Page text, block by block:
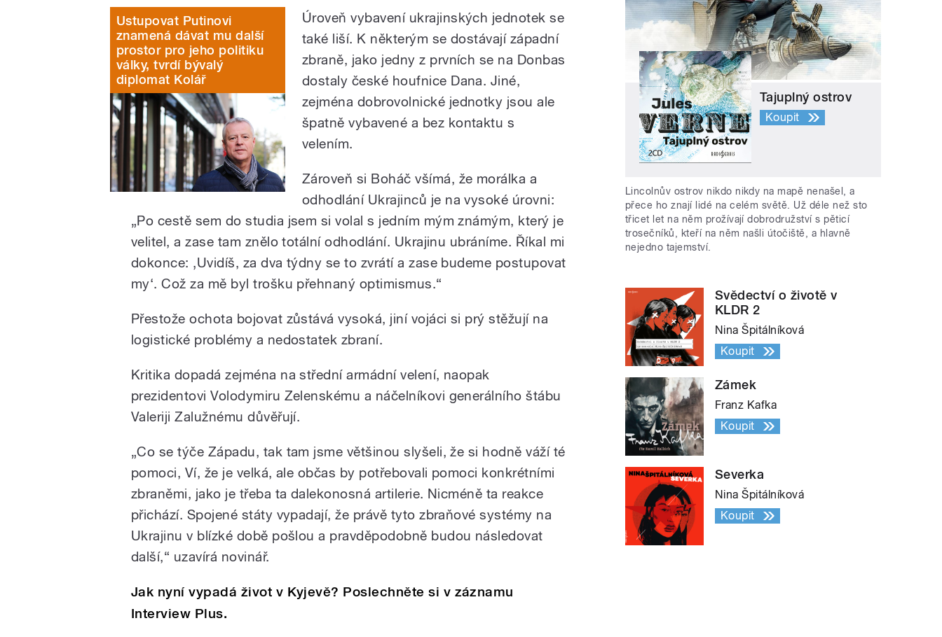
Ustupovat Putinovi
znamená dávat mu další
prostor pro jeho politiku
války, tvrdí bývalý
diplomat Kolář
Úroveň vybavení ukrajinských jednotek se
také liší. K některým se dostávají západní
zbraně, jako jedny z prvních se na Donbas
dostaly české houfnice Dana. Jiné,
zejména dobrovolnické jednotky jsou ale
špatně vybavené a bez kontaktu s
velením.
Zároveň si Boháč všímá, že morálka a
odhodlání Ukrajinců je na vysoké úrovni:
„Po cestě sem do studia jsem si volal s jedním mým známým, který je
velitel, a zase tam znělo totální odhodlání. Ukrajinu ubráníme. Říkal mi
dokonce: ‚Uvidíš, za dva týdny se to zvrátí a zase budeme postupovat
my‘. Což za mě byl trošku přehnaný optimismus.“
Přestože ochota bojovat zůstává vysoká, jiní vojáci si prý stěžují na
logistické problémy a nedostatek zbraní.
Kritika dopadá zejména na střední armádní velení, naopak
prezidentovi Volodymiru Zelenskému a náčelníkovi generálního štábu
Valeriji Zalužnému důvěřují.
„Co se týče Západu, tak tam jsme většinou slyšeli, že si hodně váží té
pomoci, Ví, že je velká, ale občas by potřebovali pomoci konkrétními
zbraněmi, jako je třeba ta dalekonosná artilerie. Nicméně ta reakce
přichází. Spojené státy vypadají, že právě tyto zbraňové systémy na
Ukrajinu v blízké době pošlou a pravděpodobně budou následovat
další,“ uzavírá novinář.
Jak nyní vypadá život v Kyjevě? Poslechněte si v záznamu
Interview Plus.
Tajuplný ostrov
Koupit
Lincolnův ostrov nikdo nikdy na mapě nenašel, a
přece ho znají lidé na celém světě. Už déle než sto
třicet let na něm prožívají dobrodružství s pěticí
trosečníků, kteří na něm našli útočiště, a hlavně
nejedno tajemství.
Svědectví o životě v
KLDR 2
Nina Špitálníková
Koupit
Zámek
Franz Kafka
Koupit
Severka
Nina Špitálníková
Koupit